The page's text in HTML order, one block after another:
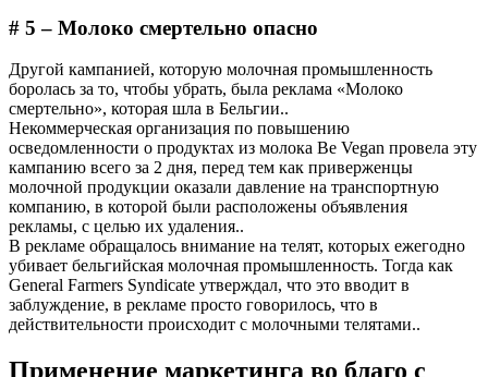
# 5 – Молоко смертельно опасно
Другой кампанией, которую молочная промышленность
боролась за то, чтобы убрать, была реклама «Молоко
смертельно», которая шла в Бельгии..
Некоммерческая организация по повышению
осведомленности о продуктах из молока Be Vegan провела эту
кампанию всего за 2 дня, перед тем как приверженцы
молочной продукции оказали давление на транспортную
компанию, в которой были расположены объявления
рекламы, с целью их удаления..
В рекламе обращалось внимание на телят, которых ежегодно
убивает бельгийская молочная промышленность. Тогда как
General Farmers Syndicate утверждал, что это вводит в
заблуждение, в рекламе просто говорилось, что в
действительности происходит с молочными телятами..
Применение маркетинга во благо с